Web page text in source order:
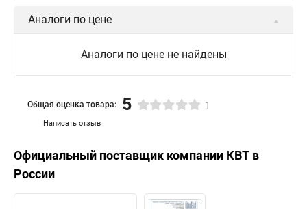
Аналоги по цене
Аналоги по цене не найдены
Написать отзыв
Общая оценка товара: 5 1
Официальный поставщик компании КВТ в
России